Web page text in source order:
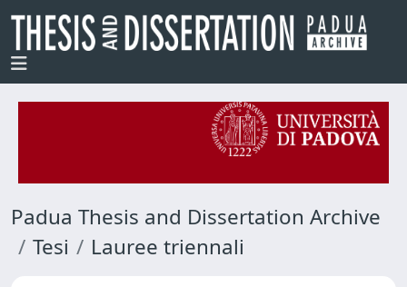
Padua Thesis and Dissertation Archive
Tesi
Lauree triennali